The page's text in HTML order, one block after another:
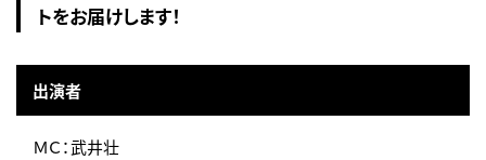
トをお届けします！
出演者
ＭＣ：武井壮